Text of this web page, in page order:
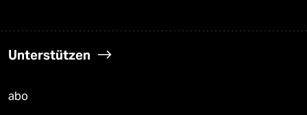
Unterstützen
abo